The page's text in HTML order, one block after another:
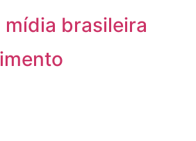
mídia brasileira